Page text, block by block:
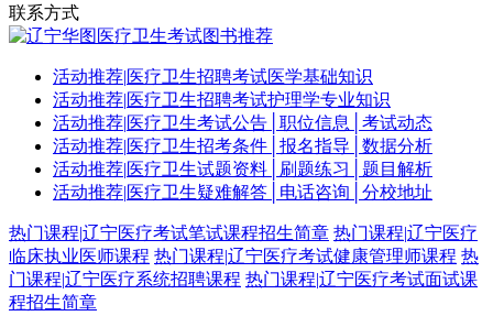
联系方式
活动推荐|医疗卫生招聘考试医学基础知识
活动推荐|医疗卫生招聘考试护理学专业知识
活动推荐|医疗卫生考试公告│职位信息│考试动态
活动推荐|医疗卫生招考条件│报名指导│数据分析
活动推荐|医疗卫生试题资料│刷题练习│题目解析
活动推荐|医疗卫生疑难解答│电话咨询│分校地址
热门课程|辽宁医疗考试笔试课程招生简章 热门课程|辽宁医疗
临床执业医师课程 热门课程|辽宁医疗考试健康管理师课程 热
门课程|辽宁医疗系统招聘课程 热门课程|辽宁医疗考试面试课
程招生简章